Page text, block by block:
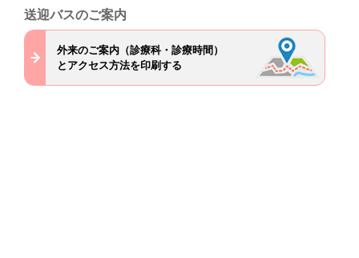
送迎バスのご案内
外来のご案内（診療科・診療時間）
とアクセス方法を印刷する